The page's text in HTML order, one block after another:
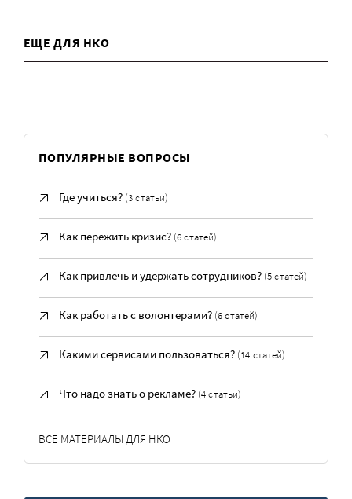
ЕЩЕ ДЛЯ НКО
ПОПУЛЯРНЫЕ ВОПРОСЫ
Где учиться? (3 статьи)
Как пережить кризис? (6 статей)
Как привлечь и удержать сотрудников? (5 статей)
Как работать с волонтерами? (6 статей)
Какими сервисами пользоваться? (14 статей)
Что надо знать о рекламе? (4 статьи)
ВСЕ МАТЕРИАЛЫ ДЛЯ НКО